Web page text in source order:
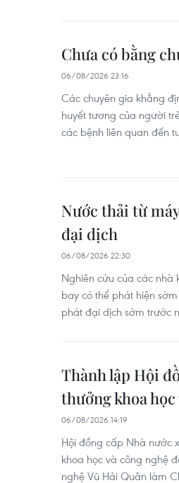
Chưa có bằng
06/08/2026 23:16
Các chuyên gia khẳng
huyết tương của người
các bệnh liên quan đến
Nước thải từ
đại dịch
06/08/2026 22:30
Nghiên cứu của các nhà
bay có thể phát hiện
phát đại dịch sớm trước
Thành lập Hội
thưởng khoa
06/08/2026 14:19
Hội đồng cấp Nhà nước
khoa học và công nghệ
nghệ Vũ Hải Quân làm